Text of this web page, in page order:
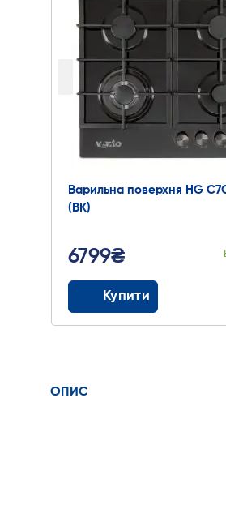
Варильна поверхня HG
(BK)
6799₴
Купити
ОПИС